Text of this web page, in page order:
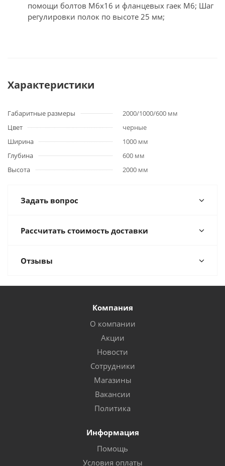
помощи болтов М6х16 и фланцевых гаек М6; Шаг
регулировки полок по высоте 25 мм;
Характеристики
Габаритные размеры
2000/1000/600 мм
Цвет
черные
Ширина
1000 мм
Глубина
600 мм
Высота
2000 мм
Задать вопрос
Рассчитать стоимость доставки
Отзывы
Компания
О компании
Акции
Новости
Сотрудники
Магазины
Вакансии
Политика
Информация
Помощь
Условия оплаты